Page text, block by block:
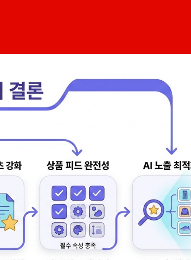
'데일리 미니멀 아우터 추천', '20대 후반 민감성 스
에 매출 변수로 바뀌고 있어요. 본 글은 AI 검색이
질문에 답하는 방식으로 정리합니다.